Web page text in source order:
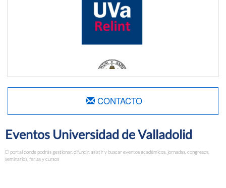
CONTACTO
Eventos Universidad de Valladolid
El portal donde podrás gestionar, difundir, asistir y buscar eventos académicos, jornadas, congresos,
seminarios, ferias y cursos